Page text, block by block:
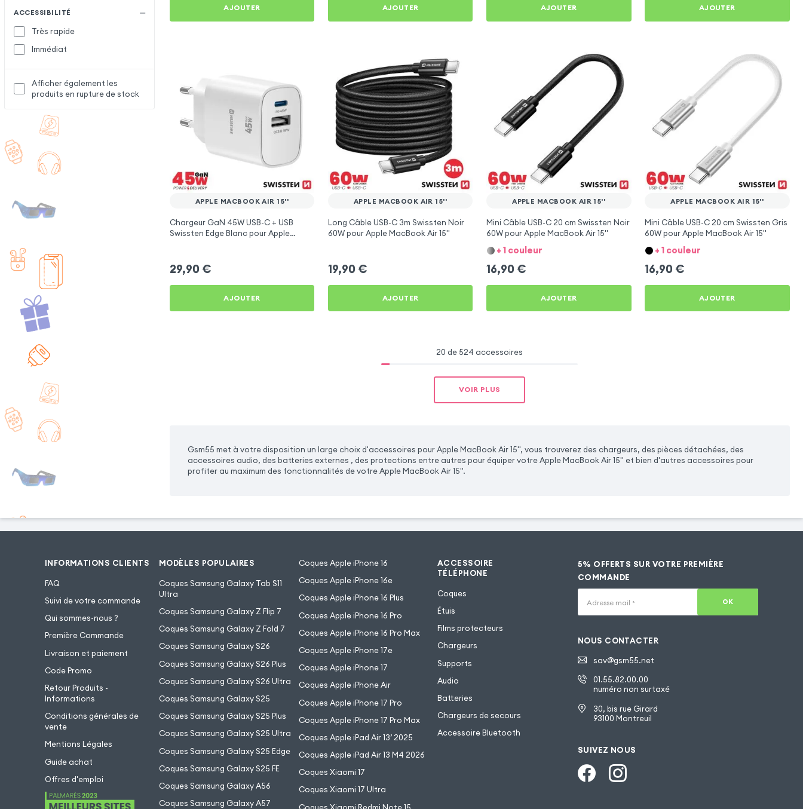
ACCESSIBILITÉ
Très rapide
Immédiat
Afficher également les
produits en rupture de stock
AJOUTER AJOUTER AJOUTER AJOUTER
APPLE MACBOOK AIR 15''
Chargeur GaN 45W USB-C + USB
Swissten Edge Blanc pour Apple
29,90 €
AJOUTER
APPLE MACBOOK AIR 15''
Long Câble USB-C 3m Swissten Noir
60W pour Apple MacBook Air 15''
19,90 €
AJOUTER
APPLE MACBOOK AIR 15''
Mini Câble USB-C 20 cm Swissten Noir
60W pour Apple MacBook Air 15''
+ 1 couleur
16,90 €
AJOUTER
APPLE MACBOOK AIR 15''
Mini Câble USB-C 20 cm Swissten Gris
60W pour Apple MacBook Air 15''
+ 1 couleur
16,90 €
AJOUTER
20 de 524 accessoires
VOIR PLUS
Gsm55 met à votre disposition un large choix d'accessoires pour Apple MacBook Air 15'', vous trouverez des chargeurs, des pièces détachées, des
accessoires audio, des batteries externes , des protections entre autres pour équiper votre Apple MacBook Air 15'' et bien d'autres accessoires pour
profiter au maximum des fonctionnalités de votre Apple MacBook Air 15''.
INFORMATIONS CLIENTS
FAQ
Suivi de votre commande
Qui sommes-nous ?
Première Commande
Livraison et paiement
Code Promo
Retour Produits -
Informations
Conditions générales de
vente
Mentions Légales
Guide achat
Offres d'emploi
MODÈLES POPULAIRES
Coques Samsung Galaxy Tab S11
Ultra
Coques Samsung Galaxy Z Flip 7
Coques Samsung Galaxy Z Fold 7
Coques Samsung Galaxy S26
Coques Samsung Galaxy S26 Plus
Coques Samsung Galaxy S26 Ultra
Coques Samsung Galaxy S25
Coques Samsung Galaxy S25 Plus
Coques Samsung Galaxy S25 Ultra
Coques Samsung Galaxy S25 Edge
Coques Samsung Galaxy S25 FE
Coques Samsung Galaxy A56
Coques Samsung Galaxy A57
Coques Apple iPhone 16
Coques Apple iPhone 16e
Coques Apple iPhone 16 Plus
Coques Apple iPhone 16 Pro
Coques Apple iPhone 16 Pro Max
Coques Apple iPhone 17e
Coques Apple iPhone 17
Coques Apple iPhone Air
Coques Apple iPhone 17 Pro
Coques Apple iPhone 17 Pro Max
Coques Apple iPad Air 13’ 2025
Coques Apple iPad Air 13 M4 2026
Coques Xiaomi 17
Coques Xiaomi 17 Ultra
ACCESSOIRE
TÉLÉPHONE
Coques
Étuis
Films protecteurs
Chargeurs
Supports
Audio
Batteries
Chargeurs de secours
Accessoire Bluetooth
5% OFFERTS SUR VOTRE PREMIÈRE
COMMANDE
Adresse mail * OK
NOUS CONTACTER
sav@gsm55.net
01.55.82.00.00
numéro non surtaxé
30, bis rue Girard
93100 Montreuil
SUIVEZ NOUS